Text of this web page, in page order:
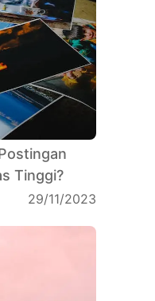
Tinggi?
29/11/2023